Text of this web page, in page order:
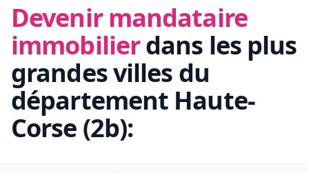
Devenir mandataire
immobilierdans les plus
grandes villes du
département Haute-
Corse (2b):